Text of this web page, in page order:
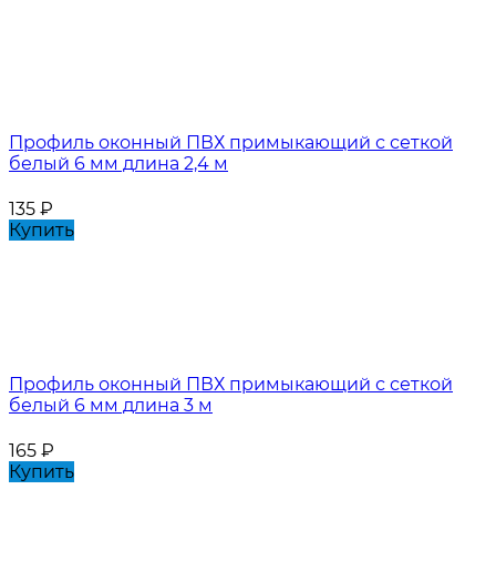
Профиль оконный ПВХ примыкающий с сеткой
белый 6 мм длина 2,4 м
135 ₽
Купить
Профиль оконный ПВХ примыкающий с сеткой
белый 6 мм длина 3 м
165 ₽
Купить